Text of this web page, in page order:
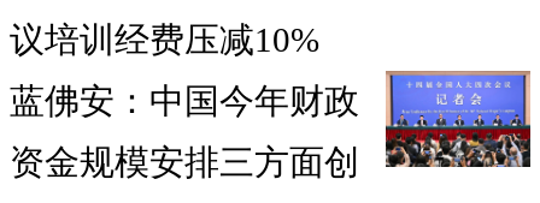
议培训经费压减10%
蓝佛安：中国今年财政
资金规模安排三方面创